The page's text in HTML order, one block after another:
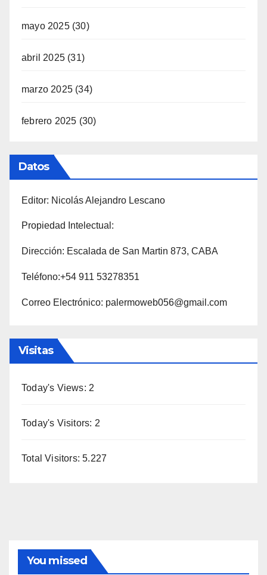
mayo 2025(30)
abril 2025 (31)
marzo 2025 (34)
febrero 2025 (30)
Datos
Editor: Nicolás Alejandro Lescano
Propiedad Intelectual:
Dirección: Escalada de San Martin 873, CABA
Teléfono:+54 911 53278351
Correo Electrónico: palermoweb056@gmail.com
Visitas
Today's Views: 2
Today's Visitors: 2
Total Visitors:5.227
You missed